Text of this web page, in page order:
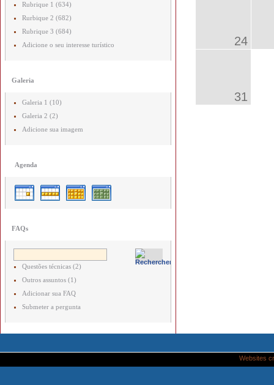
Rubrique 1 (634)
Rurbique 2 (682)
Rubrique 3 (684)
Adicione o seu interesse turístico
Galeria
Galeria 1 (10)
Galeria 2 (2)
Adicione sua imagem
Agenda
FAQs
Questões técnicas (2)
Outros assuntos (1)
Adicionar sua FAQ
Submeter a pergunta
24
31
Websites